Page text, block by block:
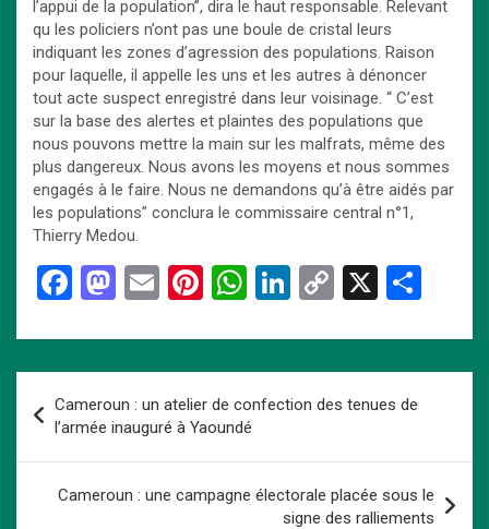
l’appui de la population”, dira le haut responsable. Relevant
qu les policiers n’ont pas une boule de cristal leurs
indiquant les zones d’agression des populations. Raison
pour laquelle, il appelle les uns et les autres à dénoncer
tout acte suspect enregistré dans leur voisinage. “ C’est
sur la base des alertes et plaintes des populations que
nous pouvons mettre la main sur les malfrats, même des
plus dangereux. Nous avons les moyens et nous sommes
engagés à le faire. Nous ne demandons qu’à être aidés par
les populations” conclura le commissaire central n°1,
Thierry Medou.
F
ce
o
o
k
M
st
d
o
n
E
ail
Pi
er
es
t
W
at
s
A
p
p
Li
ke
dI
n
C
py
n
k
X
ta
de
l’article
Cameroun : un atelier de confection des tenues de
l’armée inauguré à Yaoundé
Cameroun : une campagne électorale placée sous le
signe des ralliements